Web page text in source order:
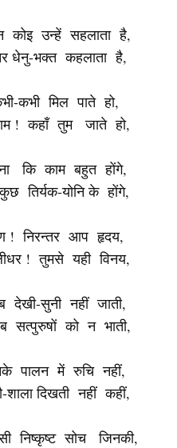
उन्हें सहलाता है,
धेनु-भक्त कहलाता है,
कभी मिल पाते हो,
! कहाँ तुम जाते हो,
कि काम बहुत होंगे,
योनि के होंगे,
! निरन्तर आप हृदय,
! तुमसे यही विनय,
देखी-सुनी नहीं जाती,
सत्पुरुषों को न भाती,
पालन में रुचि नहीं,
दिखती नहीं कहीं,
निष्कृष्ट सोच जिनकी,